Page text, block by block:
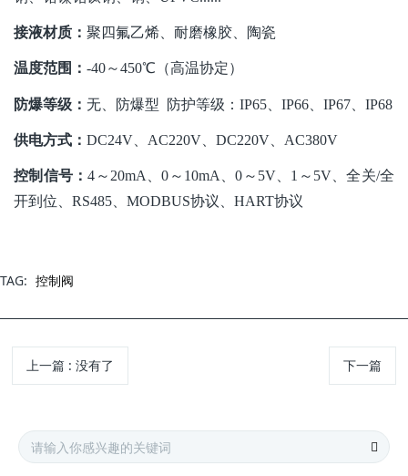
接液材质： 聚四氟乙烯、耐磨橡胶、陶瓷
温度范围： -40～450℃（高温协定）
防爆等级： 无、防爆型 防护等级：IP65、IP66、IP67、IP68
供电方式： DC24V、AC220V、DC220V、AC380V
控制信号：4～20mA、0～10mA、0～5V、1～5V、全关/全
开到位、RS485、MODBUS协议、HART协议
TAG: 控制阀
上一篇 : 没有了 下一篇